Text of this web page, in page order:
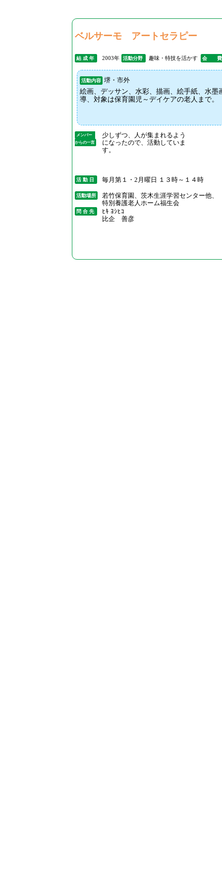
ベルサーモ アートセラピー
結 成 年 2003年 活動分野 趣味・特技を活かす 会
活動内容 堺・市外
絵画、デッサン、水彩、描画、絵手紙、水墨
導、対象は保育園児～デイケアの老人まで。
メンバー
からの一言
少しずつ、人が集まれるよう
になったので、活動していま
す。
活 動 日 毎月第１・2月曜日 １３時～１４時
活動場所
若竹保育園、茨木生涯学習センター他、
特別養護老人ホーム福生会
問 合 先
ﾋｷ ﾖｼﾋｺ
比企 善彦